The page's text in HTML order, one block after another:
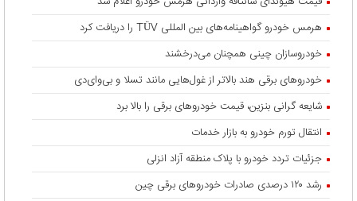
هرمس خودرو گواهینامه‌های بین المللی TÜV را دریافت کرد
خودروسازان چینی همچنان می‌درخشند
خودروهای برقی هند بالاتر از غول‌هایی مانند تسلا و بی‌وای‌دی
شایعه گرانی بنزین، قیمت خودروهای برقی را بالا برد
انتقال تورم خودرو به بازار خدمات
جزئیات تردد خودرو با پلاک منطقه آزاد انزلی
رشد ۱۲۰ درصدی صادرات خودروهای برقی چین